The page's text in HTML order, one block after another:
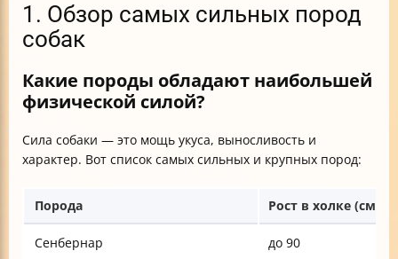
1. Обзор самых сильных пород
собак
Какие породы обладают наибольшей
физической силой?
Сила собаки — это мощь укуса, выносливость и
характер. Вот список самых сильных и крупных пород:
Порода Рост в холке (см)
Сенбернар до 90